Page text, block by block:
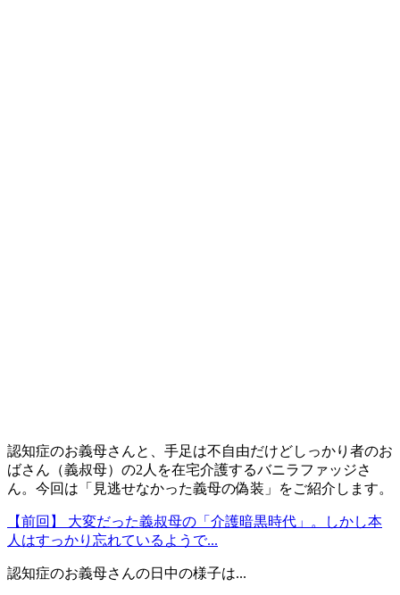
認知症のお義母さんと、手足は不自由だけどしっかり者のお
ばさん（義叔母）の2人を在宅介護するバニラファッジさ
ん。今回は「見逃せなかった義母の偽装 」をご紹介します。
【前回】 大変だった義叔母の「介護暗黒時代」。しかし本
人はすっかり忘れているようで...
認知症のお義母さんの日中の様子は...